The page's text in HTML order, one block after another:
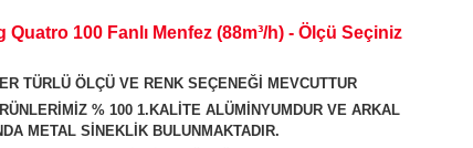
Quatro 100 Fanlı Menfez (88m³/h) - Ölçü Seçiniz
TÜRLÜ ÖLÇÜ VE RENK SEÇENEĞİ MEVCUTTUR
% 100 1.KALİTE ALÜMİNYUMDUR VE ARKAL
METAL SİNEKLİK BULUNMAKTADIR.